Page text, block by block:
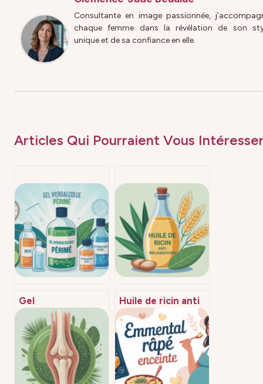
Consultante en image passionnée,
chaque femme dans la révélation de son
unique et de sa confiance en elle.
Articles Qui Pourraient Vous
Gel
hydroalcoolique
périmé : risques,
efficacité et bons
réflexes
Huile de ricin anti
inflammatoire :
bienfaits, usages
et précautions